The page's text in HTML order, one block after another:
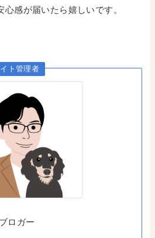
感が届いたら嬉しいです。
ト管理者
ロガー